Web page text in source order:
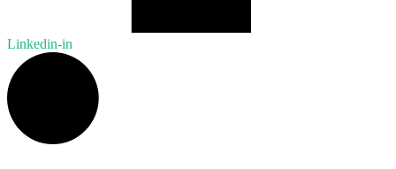
Linkedin-in